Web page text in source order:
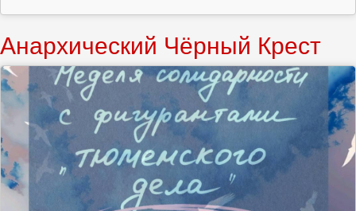
Анархический Чёрный Крест